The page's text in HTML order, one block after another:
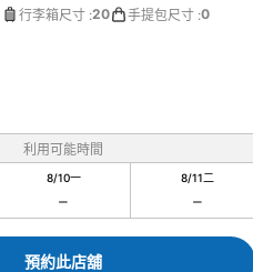
行李箱尺寸 :20 手提包尺寸 :0
利用可能時間
8/10一 8/11二
預約此店舖